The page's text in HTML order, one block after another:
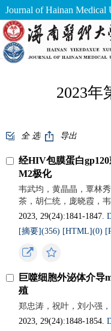
Journal of Hainan
2023年
全 选 导出
经HIV包膜蛋白
M2极化
韦武均，黄晶晶，覃林
茶，胡仁统，庞晓霞，
2023, 29(24):1841-1847.
[摘要](356) [HTML](0)
巨噬细胞外泌体介导
殖
郑忠涛，祝叶，刘小强
2023, 29(24):1848-1854.